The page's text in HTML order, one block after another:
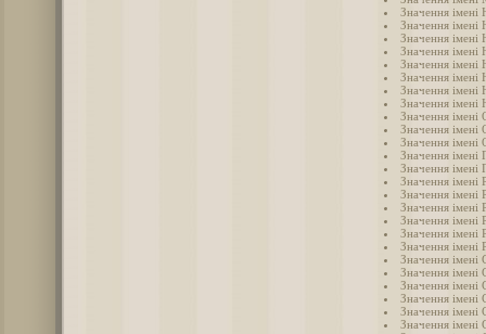
Значення імені
Значення імені
Значення імені
Значення імені
Значення імені
Значення імені
Значення імені
Значення імені
Значення імені
Значення імені
Значення імені
Значення імені
Значення імені
Значення імені
Значення імені
Значення імені
Значення імені
Значення імені
Значення імені
Значення імені
Значення імені
Значення імені
Значення імені
Значення імені
Значення імені